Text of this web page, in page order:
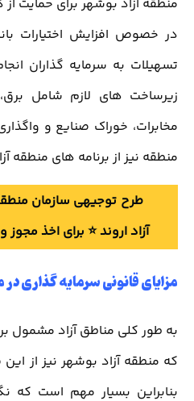
منطقه آزاد بوشهر برای حمایت از
در خصوص افزایش اختیارات
تسهیلات به سرمایه گذاران
زیرساخت های لازم شامل
مخابرات، خوراک صنایع و
منطقه نیز از برنامه های منطقه
طرح توجیهی سازمان
آزاد اروند ⭐️ برای اخذ
مزایای قانونی سرمایه گذاری
به طور کلی مناطق آزاد مشمول
که منطقه آزاد بوشهر نیز از
بنابراین بسیار مهم است که